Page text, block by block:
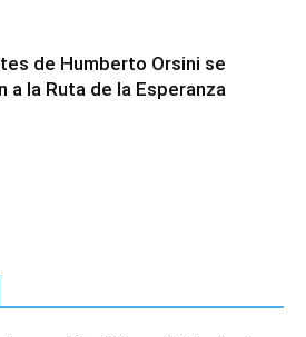
de Humberto Orsini se
a la Ruta de la Esperanza